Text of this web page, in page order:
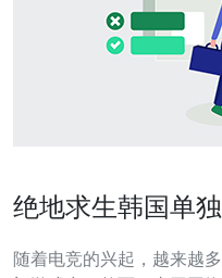
绝地求生韩国单
随着电竞的兴起，越来越